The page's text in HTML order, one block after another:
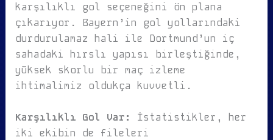
karşılıklı gol seçeneğini ön plana
çıkarıyor. Bayern’in gol yollarındaki
durdurulamaz hali ile Dortmund’un iç
sahadaki hırslı yapısı birleştiğinde,
yüksek skorlu bir maç izleme
ihtimalimiz oldukça kuvvetli.
Karşılıklı Gol Var:
İstatistikler, her
iki ekibin de fileleri